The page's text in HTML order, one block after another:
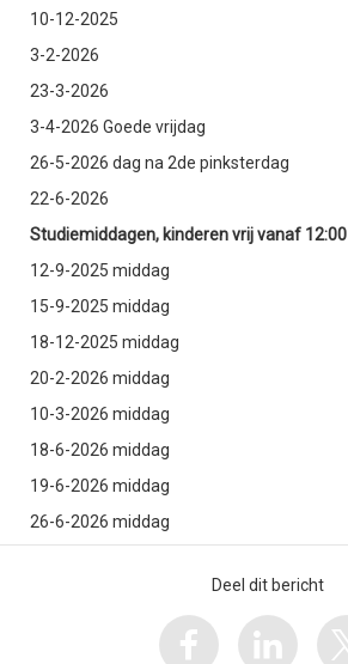
10-12-2025
3-2-2026
23-3-2026
3-4-2026 Goede vrijdag
26-5-2026 dag na 2de pinksterdag
22-6-2026
Studiemiddagen, kinderen vrij vanaf 12:00
12-9-2025 middag
15-9-2025 middag
18-12-2025 middag
20-2-2026 middag
10-3-2026 middag
18-6-2026 middag
19-6-2026 middag
26-6-2026 middag
Deel dit bericht